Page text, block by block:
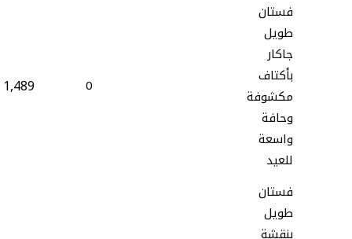
فستان
طويل
جاكار
بأكتاف
مكشوفة
وحافة
واسعة
للعيد
0
1,489
فستان
طويل
بنقشة